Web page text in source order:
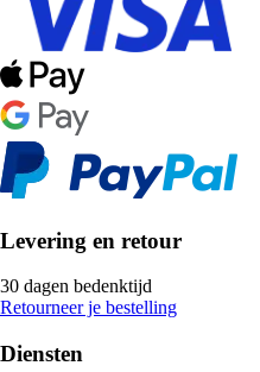
Levering en retour
30 dagen bedenktijd
Retourneer je bestelling
Diensten